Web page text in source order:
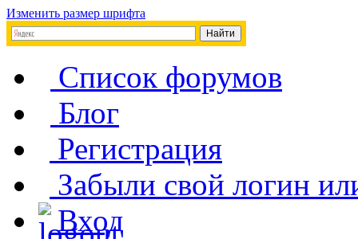
Изменить размер шрифта
Список форумов
Блог
Регистрация
Забыли свой логин
Вход